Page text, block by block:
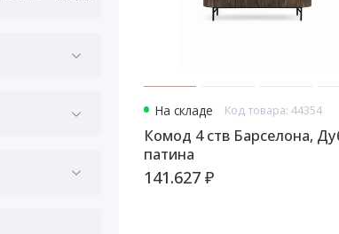
На складе Код товара: 44354
Комод 4 ств Барселона,
патина
141.627 ₽